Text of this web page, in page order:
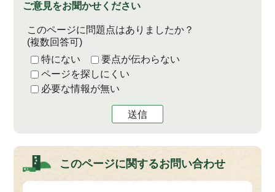
ご意見をお聞かせください
このページに問題点はありましたか？
(複数回答可)
特にない
要点が伝わらない
ページを探しにくい
必要な情報が無い
送信
このページに関するお問い合わせ